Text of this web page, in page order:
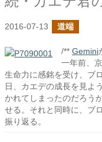
2016-07-13 道端
/** Gemini
一年前、
生命力に感銘を受け、ブ
日、カエデの成長を見よ
かれてしまったのだろう
せる。それと同時に、ブ
振り返る。